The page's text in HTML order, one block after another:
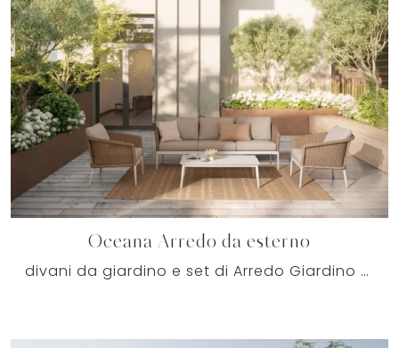
Oceana Arredo da esterno
divani da giardino e set di Arredo Giardino delle migliori marche: ottieni informazioni sul modello Oceana Arredo da esterno di Bizzotto, clicca ...